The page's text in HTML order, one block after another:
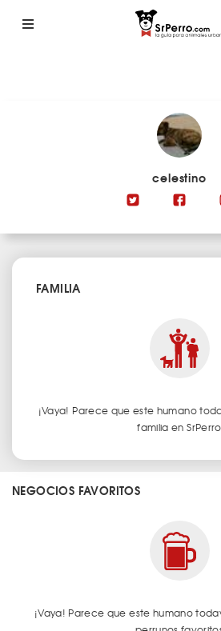
celestino
FAMILIA
¡Vaya! Parece que este humano
familia en SrPerro
NEGOCIOS FAVORITOS
¡Vaya! Parece que este humano